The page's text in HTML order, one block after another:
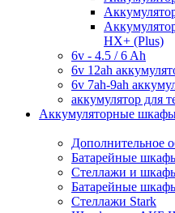
HX+ (Plus)
6v - 4.5 / 6 Ah
6v 12ah
6v 7ah-9ah
аккумулятор для
Аккумуляторные
Дополнительное
Батарейные
Стеллажи и
Батарейные
Стеллажи Stark